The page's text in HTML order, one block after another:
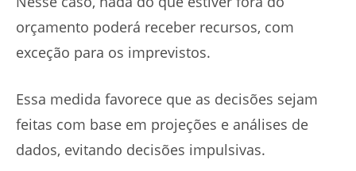
orçamento poderá receber recursos, com
exceção para os imprevistos.
Essa medida favorece que as decisões sejam
feitas com base em projeções e análises de
dados, evitando decisões impulsivas.